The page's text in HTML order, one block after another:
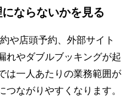
ならないかを見る
や店頭予約、外部サイト
れやダブルブッキングが起
は一人あたりの業務範囲が
つながりやすくなります。